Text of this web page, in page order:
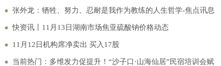
币
张外龙：牺牲、努力、忍耐是我作为教练的人生哲学-焦点讯息
快资讯丨11月13日湖南市场焦亚硫酸钠价格动态
11月12日机构席净卖出 买入17股
当前热门：多维发力促提升！“沙子口·山海仙居”民宿培训会赋